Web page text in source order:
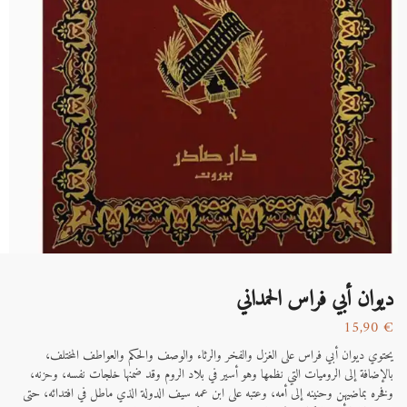
ديوان أبي فراس الحمداني
15,90 €
يحتوي ديوان أبي فراس على الغزل والفخر والرثاء والوصف والحكم والعواطف المختلف،
بالإضافة إلى الروميات التي نظمها وهو أسير في بلاد الروم وقد ضمنها خلجات نفسه، وحزنه،
وفخره بماضيهن وحنينه إلى أمه، وعتبه على ابن عمه سيف الدولة الذي ماطل في افتدائه، حتى